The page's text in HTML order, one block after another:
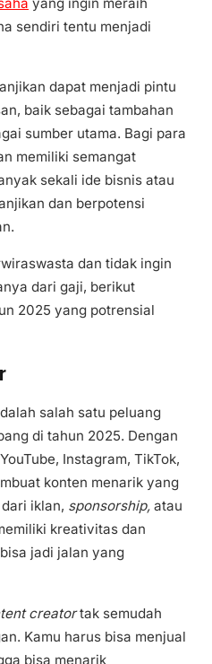
sendiri tentu menjadi
dapat menjadi pintu
baik sebagai tambahan
sumber utama. Bagi para
memiliki semangat
sekali ide bisnis atau
dan berpotensi
dan tidak ingin
dari gaji, berikut
2025 yang potrensial
salah satu peluang
di tahun 2025. Dengan
Instagram, TikTok,
konten menarik yang
iklan, sponsorship, atau
kreativitas dan
jadi jalan yang
creatortak semudah
Kamu harus bisa menjual
bisa menarik